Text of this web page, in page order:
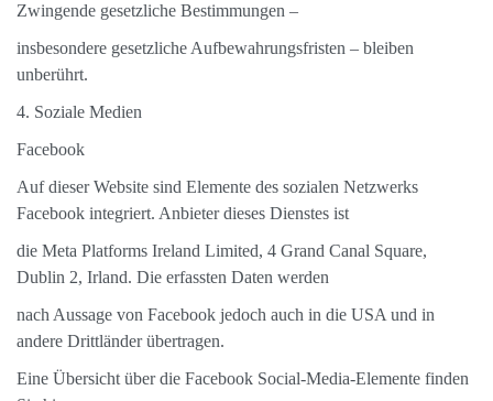
Zwingende gesetzliche Bestimmungen –
insbesondere gesetzliche Aufbewahrungsfristen – bleiben
unberührt.
4. Soziale Medien
Facebook
Auf dieser Website sind Elemente des sozialen Netzwerks
Facebook integriert. Anbieter dieses Dienstes ist
die Meta Platforms Ireland Limited, 4 Grand Canal Square,
Dublin 2, Irland. Die erfassten Daten werden
nach Aussage von Facebook jedoch auch in die USA und in
andere Drittländer übertragen.
Eine Übersicht über die Facebook Social-Media-Elemente finden